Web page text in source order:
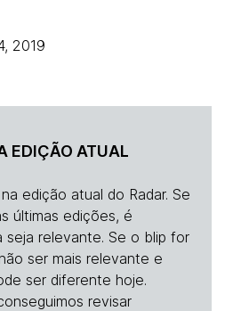
2019
EDIÇÃO ATUAL
edição atual do Radar. Se
últimas edições, é
seja relevante. Se o blip for
ser mais relevante e
ser diferente hoje.
revisar